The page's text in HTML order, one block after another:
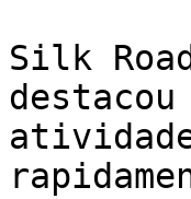
Silk